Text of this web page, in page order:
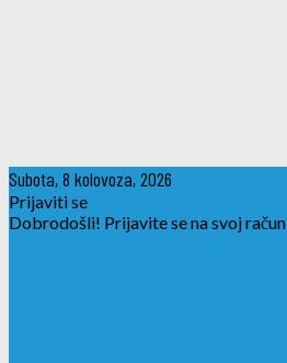
Subota, 8 kolovoza, 2026
Prijaviti se
Dobrodošli! Prijavite se na svoj račun